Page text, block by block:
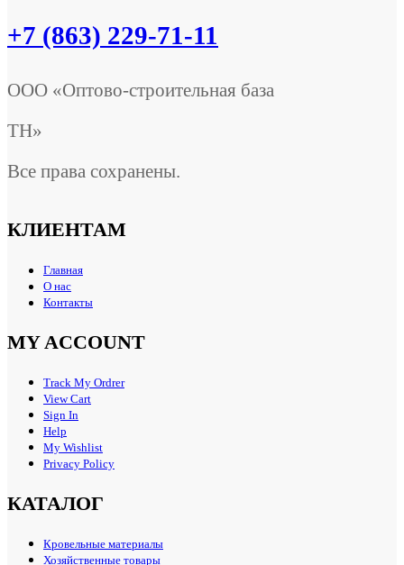
+7 (863) 229-71-11
ООО «Оптово-строительная база
ТН»
Все права сохранены.
КЛИЕНТАМ
Главная
О нас
Контакты
MY ACCOUNT
Track My Ordrer
View Cart
Sign In
Help
My Wishlist
Privacy Policy
КАТАЛОГ
Кровельные материалы
Хозяйственные товары